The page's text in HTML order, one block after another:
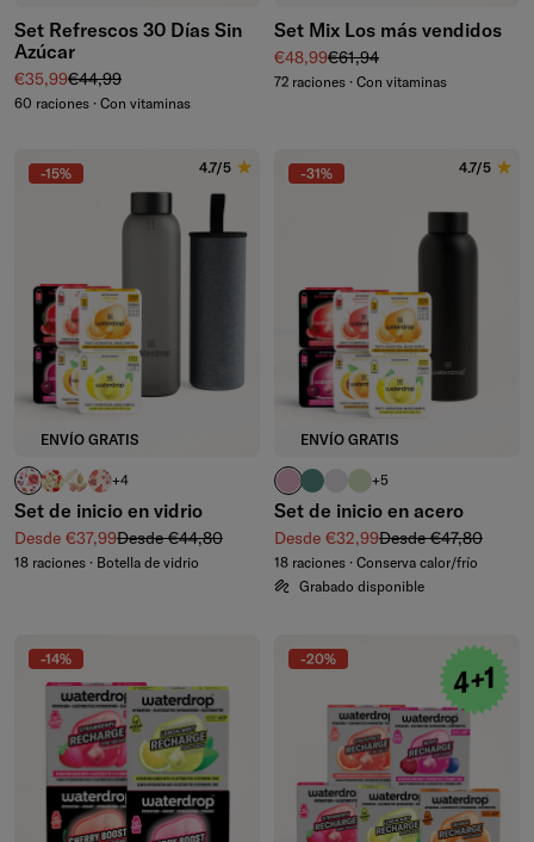
Set Refrescos 30 Días Sin
Azúcar
Precio de venta
€35,99Precio normal
€44,99
60 raciones · Con vitaminas
Set Mix Los más vendidos
Precio de venta
€48,99Precio normal
€61,94
72 raciones · Con vitaminas
-15%
ENVÍO GRATIS
4.7/5
RELAX
MANZANA transparente
FLAIRDEFENCE
+4
Set de inicio en vidrio
Precio de venta
Desde €37,99Precio normal
Desde €44,80
18 raciones · Botella de vidrio
-31%
ENVÍO GRATIS
4.7/5
rosa pastel
azul petróleo
violeta pastel
verde oliva pastel
+5
Set de inicio en acero
Precio de venta
Desde €32,99Precio normal
Desde €47,80
18 raciones · Conserva calor/frío
Grabado disponible
-14% -20%